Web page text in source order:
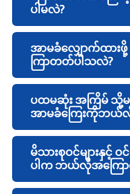
ပါမလဲ?
အာမခံလျှောက်ထာ
ကြာတတ်ပါသလဲ?
ပထမဆုံး အကြိမ်
အာမခံကြေးကိုဘယ်
မိသားစုဝင်များနှင့်
ပါက ဘယ်လိုအကြော